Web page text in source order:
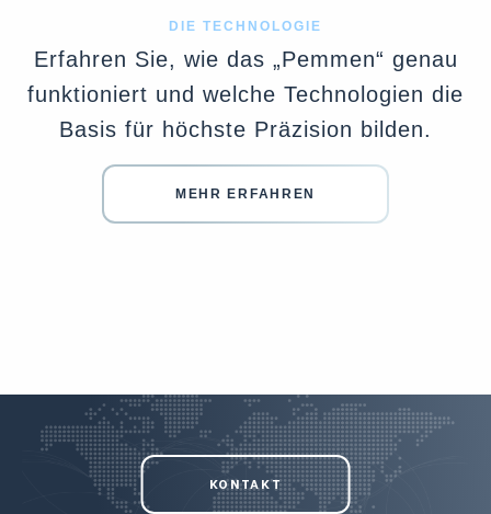
DIE TECHNOLOGIE
Erfahren Sie, wie das „Pemmen“ genau
funktioniert und welche Technologien die
Basis für höchste Präzision bilden.
MEHR ERFAHREN
KONTAKT